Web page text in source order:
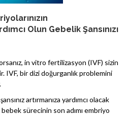
Olun Gebelik Şansınızı
in vitro fertilizasyon (IVF) sizin
IVF, bir dizi doğurganlık problemini
artırmanıza yardımcı olacak
sürecinin son adımı embriyo